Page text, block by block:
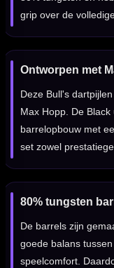
grip over de
Ontworpen met
Deze Bull's
Max Hopp. De
barrelopbouw met
set zowel
80% tungsten
De barrels zijn
goede balans
speelcomfort.